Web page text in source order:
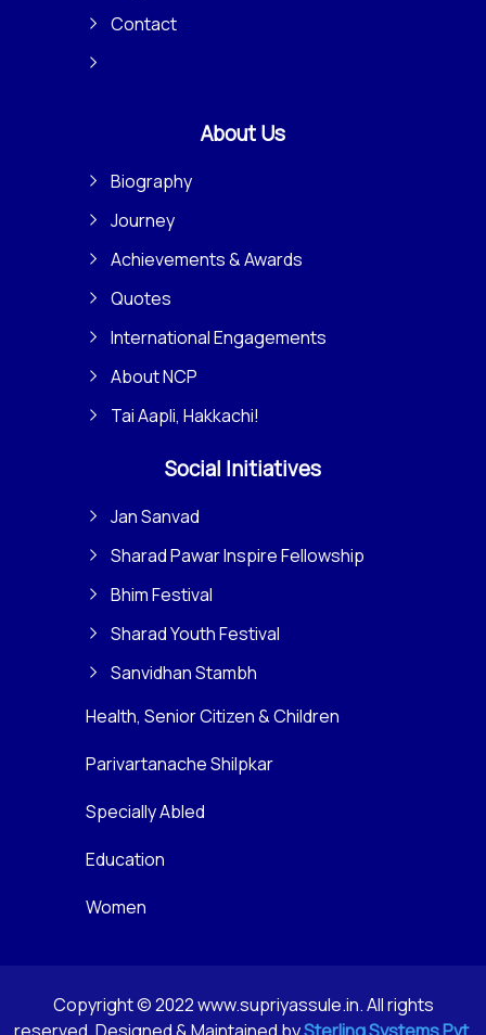
Contact
About Us
Biography
Journey
Achievements & Awards
Quotes
International Engagements
About NCP
Tai Aapli, Hakkachi!
Social Initiatives
Jan Sanvad
Sharad Pawar Inspire Fellowship
Bhim Festival
Sharad Youth Festival
Sanvidhan Stambh
Health, Senior Citizen & Children
Parivartanache Shilpkar
Specially Abled
Education
Women
Copyright © 2022 www.supriyassule.in. All rights
reserved. Designed & Maintained bySterling Systems Pvt.